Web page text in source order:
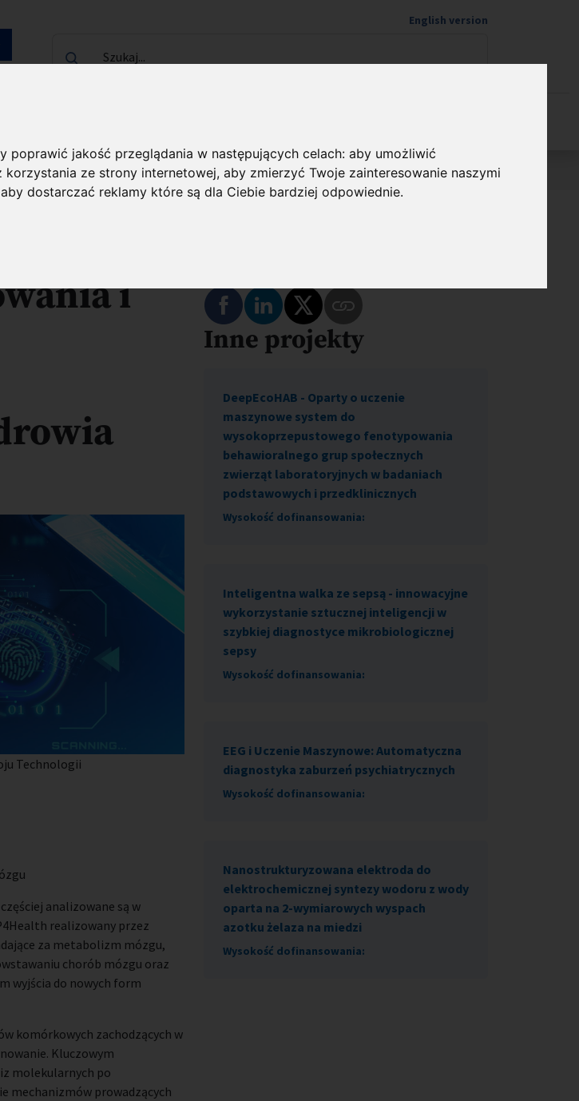
poprawić jakość przeglądania w następujących celach:aby umożliwić
korzystania ze strony internetowej,aby zmierzyć Twoje zainteresowanie naszymi
aby dostarczać reklamy które są dla Ciebie bardziej odpowiednie.
English version
Szukaj...
i
Technologii
analizowane są w
realizowany przez
za metabolizm mózgu,
chorób mózgu oraz
wyjścia do nowych form
komórkowych zachodzących w
Kluczowym
molekularnych po
mechanizmów prowadzących
Podziel się na Facebooku
Podziel się na LinkedIn
Podziel się na Twitterze
Skopiuj link do tego programu
Inne projekty
DeepEcoHAB - Oparty o uczenie
maszynowe system do
wysokoprzepustowego fenotypowania
behawioralnego grup społecznych
zwierząt laboratoryjnych w badaniach
podstawowych i przedklinicznych
Wysokość dofinansowania:
Inteligentna walka ze sepsą - innowacyjne
wykorzystanie sztucznej inteligencji w
szybkiej diagnostyce mikrobiologicznej
sepsy
Wysokość dofinansowania:
EEG i Uczenie Maszynowe: Automatyczna
diagnostyka zaburzeń psychiatrycznych
Wysokość dofinansowania:
Nanostrukturyzowana elektroda do
elektrochemicznej syntezy wodoru z wody
oparta na 2-wymiarowych wyspach
azotku żelaza na miedzi
Wysokość dofinansowania: